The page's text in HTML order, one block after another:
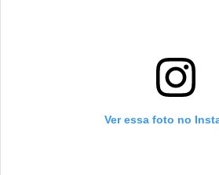
Ver essa foto no